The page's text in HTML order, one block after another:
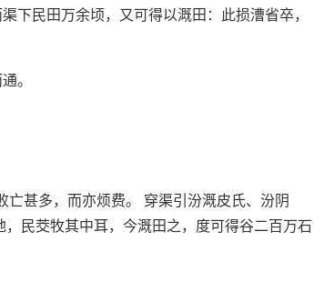
下民田万余顷，又可得以溉田：此损漕省卒，
。
甚多，而亦烦费。 穿渠引汾溉皮氏、汾阴
民茭牧其中耳，今溉田之，度可得谷二百万石